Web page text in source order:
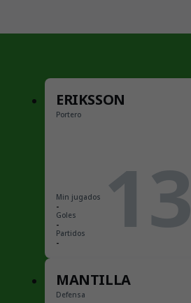
ERIKSSON
Portero
Min jugados
-
Goles
-
Partidos
-
13
MANTILLA
Defensa